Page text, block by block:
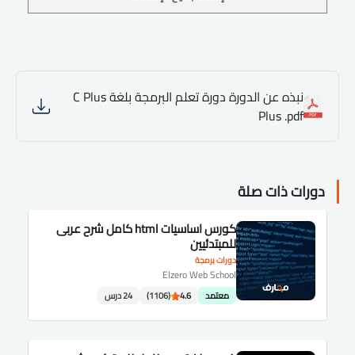
نبذه عن الدورة دورة تعلم البرمجة بلغة C Plus
Plus .pdf
دورات ذات صلة
دورات برمجة
كورس اساسيات html كامل شرح عربى
للمبتدئيين
Elzero Web School
معتمد 4.6
(1106) 24 درس